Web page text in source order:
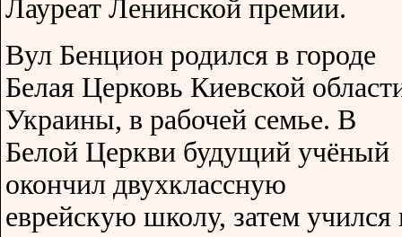
Лауреат Ленинской премии.
Вул Бенцион родился в городе
Белая Церковь Киевской
Украины, в рабочей семье. В
Белой Церкви будущий учёный
окончил двухклассную
еврейскую школу, затем учился